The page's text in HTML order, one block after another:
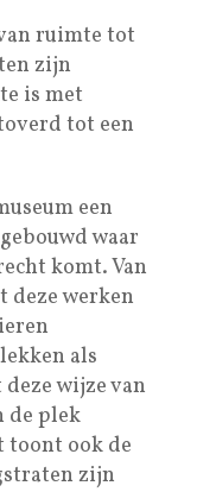
ruimte tot
zijn
is met
tot een
een
waar
komt. Van
deze werken
als
wijze van
de plek
toont ook de
zijn